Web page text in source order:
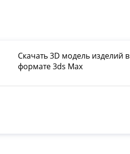
Скачать 3D модель изделий в
формате 3ds Max